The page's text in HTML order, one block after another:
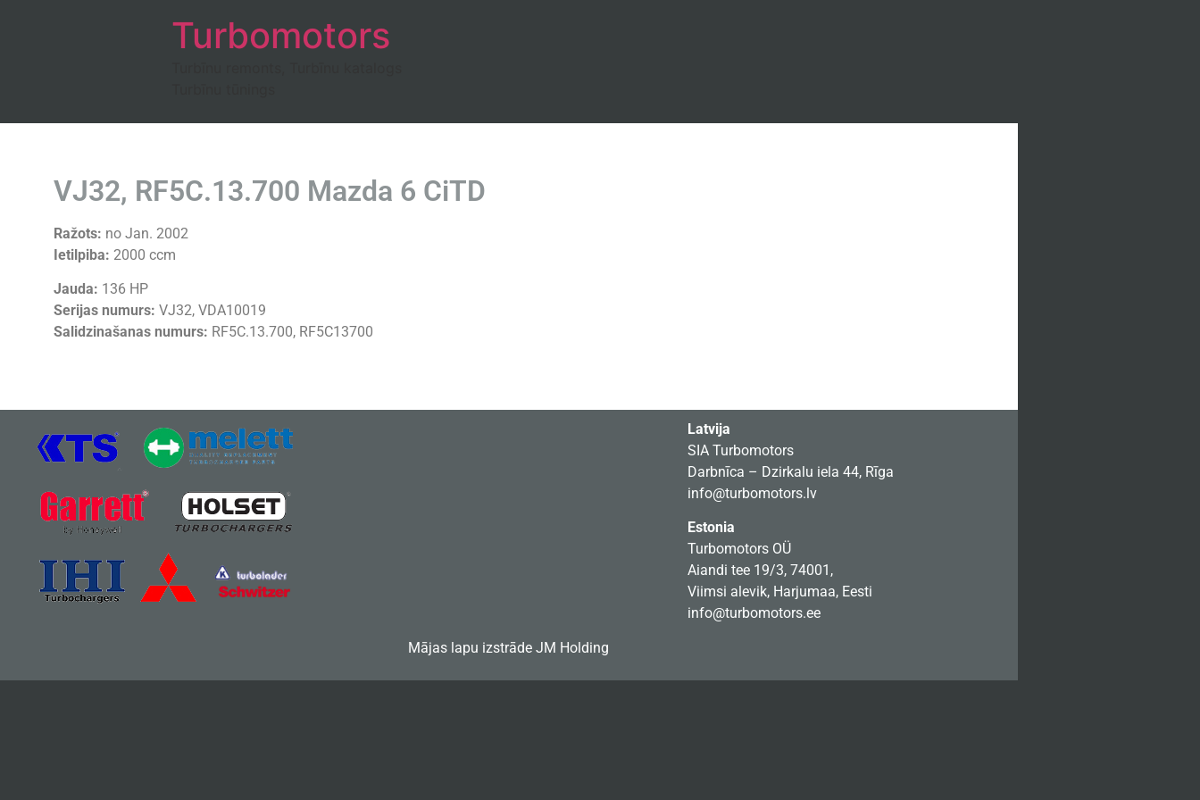
Turbomotors
VJ32, RF5C.13.700 Mazda 6 CiTD
Ražots: no Jan. 2002
Ietilpiba: 2000 ccm
Jauda: 136 HP
Serijas numurs: VJ32, VDA10019
Salidzinašanas numurs: RF5C.13.700, RF5C13700
Mājas lapu izstrāde JM Holding
Latvija
SIA Turbomotors
Darbnīca – Dzirkalu iela 44, Rīga
info@turbomotors.lv
Estonia
Turbomotors OÜ
Aiandi tee 19/3, 74001,
Viimsi alevik, Harjumaa, Eesti
info@turbomotors.ee